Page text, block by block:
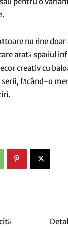
nu ține doar
arată spațiul
creativ cu
făcând-o